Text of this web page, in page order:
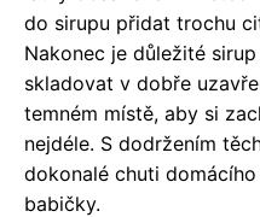
do sirupu přidat trochu
Nakonec je důležité
skladovat v dobře
temném místě, aby si
nejdéle. S dodržením
dokonalé chuti
babičky.